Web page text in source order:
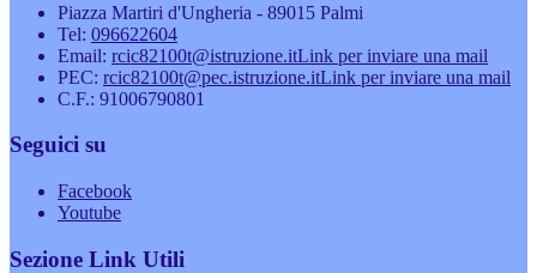
Piazza Martiri d'Ungheria - 89015 Palmi
Tel: 096622604
Email: rcic82100t@istruzione.itLink per inviare una mail
PEC: rcic82100t@pec.istruzione.itLink per inviare una mail
C.F.: 91006790801
Seguici su
Facebook
Youtube
Sezione Link Utili